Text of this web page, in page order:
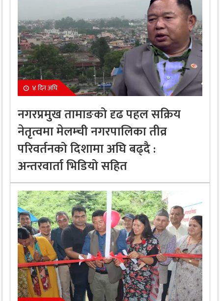
४ दिन अघि
नगरप्रमुख तामाङको दृढ पहल सक्रिय
नेतृत्वमा मेलम्ची नगरपालिका तीव्र
परिवर्तनको दिशामा अघि बढ्दै :
अन्तरवार्ता भिडियो सहित